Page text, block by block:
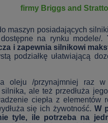
firmy Briggs and
maszyn posiadających
na rynku modele/.
i zapewnia silnikowi
podziałkę ułatwiającą
oleju /przynajmniej raz
silnika, ale też przedłuża
ciepła z elementów
się ich żywotność. W
tyle, ile potrzeba na